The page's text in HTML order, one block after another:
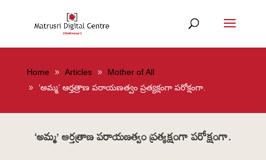
Home Articles
Mother of All
‘అమ్మ’ ఆర్తత్రాణ పరాయణత్వం ప్రత్యక్షంగా పరోక్షంగా.
‘అమ్మ’ ఆర్తత్రాణ పరాయణత్వం ప్రత్యక్షంగా పరోక్షంగా.